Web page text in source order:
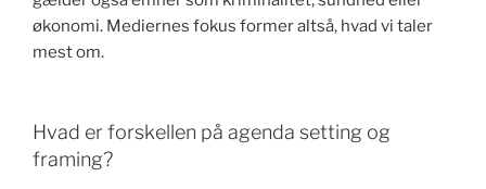
økonomi. Mediernes fokus former altså, hvad vi taler
mest om.
Hvad er forskellen på agenda setting og
framing?